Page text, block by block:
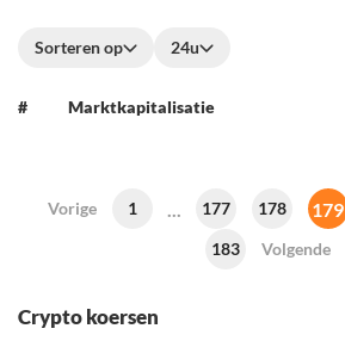
Sorteren op 24u
# Marktkapitalisatie
Vorige 1 177 178 179
183 Volgende
Crypto koersen